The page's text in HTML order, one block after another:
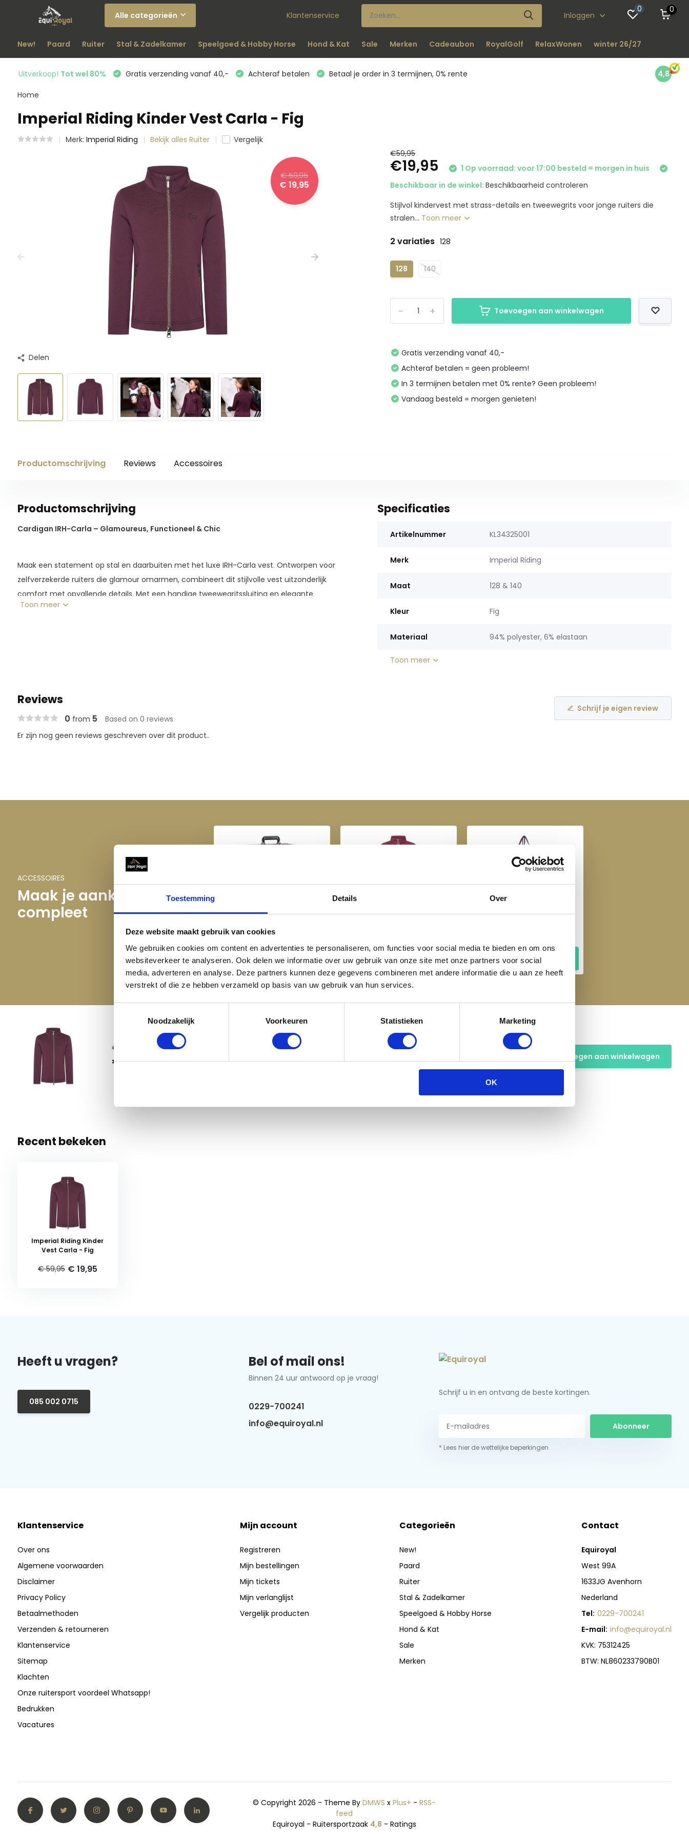
Toestemming Details Over
Deze website maakt gebruik van cookies
We gebruiken cookies om content en advertenties te personaliseren, om functies voor social media te bieden en om ons
websiteverkeer te analyseren. Ook delen we informatie over uw gebruik van onze site met onze partners voor social
media, adverteren en analyse. Deze partners kunnen deze gegevens combineren met andere informatie die u aan ze heeft
verstrekt of die ze hebben verzameld op basis van uw gebruik van hun services.
Noodzakelijk
Voorkeuren Statistieken Marketing
OK
Alle categorieën Klantenservice Inloggen
0 0
New! Paard Ruiter Stal & Zadelkamer Speelgoed & Hobby Horse Hond & Kat Sale Merken Cadeaubon RoyalGolf RelaxWonen winter 26/27
Uitverkoop! Tot wel 80% Gratis verzending vanaf 40,- Achteraf betalen Betaal je order in 3 termijnen, 0% rente 4,8
Home
Imperial Riding Kinder Vest Carla - Fig
Merk: Imperial Riding Bekijk alles Ruiter Vergelijk
€ 59,95
€ 19,95
Delen
€59,95
€19,95
1 Op voorraad: voor 17:00 besteld = morgen in huis
Beschikbaar in de winkel:Beschikbaarheid controleren
Stijlvol kindervest met strass-details en tweewegrits voor jonge ruiters die
stralen... Toon meer
2 variaties 128
128 140
+
- Toevoegen aan winkelwagen
Gratis verzending vanaf 40,-
Achteraf betalen = geen probleem!
In 3 termijnen betalen met 0% rente? Geen probleem!
Vandaag besteld = morgen genieten!
Productomschrijving Reviews Accessoires
Productomschrijving
Cardigan IRH-Carla – Glamoureus, Functioneel & Chic
Maak een statement op stal en daarbuiten met het luxe IRH-Carla vest. Ontworpen voor
zelfverzekerde ruiters die glamour omarmen, combineert dit stijlvolle vest uitzonderlijk
comfort met opvallende details. Met een handige tweewegritssluiting en elegante
ritszakken aan de voorkant is het perfect voor praktische slijtage en moeiteloze verfijning.
Zichtbare ritsvakken voor veilige en handige opbergruimte
Elegante kraagstandaard die uw stijlvolle look accentueert
Exclusief "Imperial Riding" strass-borduurwerk op het achterpaneel
Toon meer
Specificaties
Artikelnummer KL34325001
Merk Imperial Riding
Maat 128 & 140
Kleur Fig
Materiaal 94% polyester, 6% elastaan
Toon meer
Reviews
0 from 5 Based on 0 reviews
Schrijf je eigen review
Er zijn nog geen reviews geschreven over dit product..
ACCESSOIRES
Maak je aankoop
compleet
Imperial Riding Grooming
€ 84,95
Imperial Riding Tech Top
Imperial Riding Grooming
€ 59,95
€ 19,95
Imperial Riding Kinder Vest Carla - Fig
128
Toevoegen aan winkelwagen
Recent bekeken
Imperial Riding Kinder
Vest Carla - Fig
€ 59,95 € 19,95
Heeft u vragen?
085 002 0715
Bel of mail ons!
Binnen 24 uur antwoord op je vraag!
0229-700241
info@equiroyal.nl
Schrijf u in en ontvang de beste kortingen.
Abonneer
* Lees hier de wettelijke beperkingen
Klantenservice
Over ons
Algemene voorwaarden
Disclaimer
Privacy Policy
Betaalmethoden
Verzenden & retourneren
Klantenservice
Sitemap
Klachten
Onze ruitersport voordeel Whatsapp!
Bedrukken
Vacatures
Mijn account
Registreren
Mijn bestellingen
Mijn tickets
Mijn verlanglijst
Vergelijk producten
Categorieën
New!
Paard
Ruiter
Stal & Zadelkamer
Speelgoed & Hobby Horse
Hond & Kat
Sale
Merken
Contact
Equiroyal
West 99A
1633JG Avenhorn
Nederland
Tel: 0229-700241
E-mail: info@equiroyal.nl
KVK: 75312425
BTW: NL860233790B01
© Copyright 2026 - Theme ByDMWS xPlus+ -RSS-
feed
Equiroyal - Ruitersportzaak 4,8 - Ratings